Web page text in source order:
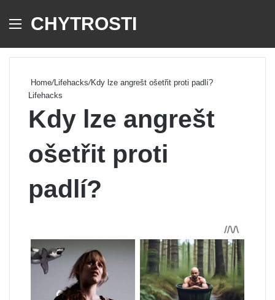
Menu
CHYTROSTI
Home/Lifehacks/Kdy lze angrešt ošetřit proti padlí?
Lifehacks
Kdy lze angrešt
ošetřit proti
padlí?